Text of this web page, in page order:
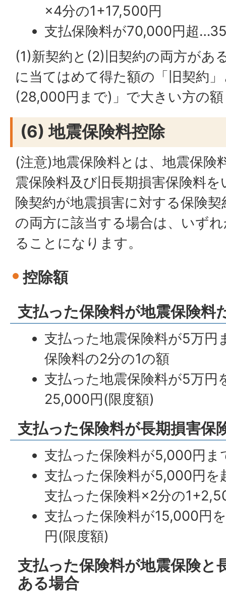
×4分の1+17,500円
支払保険料が70,000円超
(1)新契約と(2)旧契約の両方があ
に当てはめて得た額の「旧契約
(28,000円まで)」で大きい方の額
(6) 地震保険料控除
(注意)地震保険料とは、地震保険
震保険料及び旧長期損害保険料
険契約が地震損害に対する保険
の両方に該当する場合は、いず
ることになります。
控除額
支払った保険料が地震保険料
支払った地震保険料が5万円
保険料の2分の1の額
支払った地震保険料が5万円
25,000円(限度額)
支払った保険料が長期損害保
支払った保険料が5,000円ま
支払った保険料が5,000円
支払った保険料×2分の
支払った保険料が15,000円
円(限度額)
支払った保険料が地震保険と
ある場合